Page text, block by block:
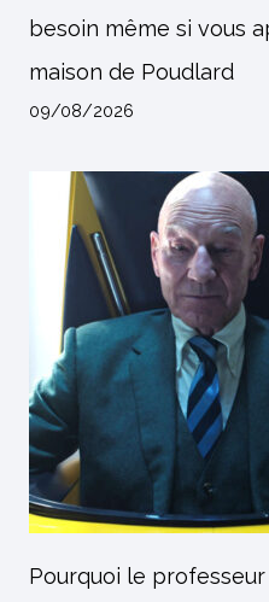
besoin même si vous
maison de Poudlard
09/08/2026
Pourquoi le